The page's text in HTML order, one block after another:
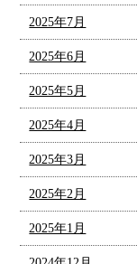
2025年7月
2025年6月
2025年5月
2025年4月
2025年3月
2025年2月
2025年1月